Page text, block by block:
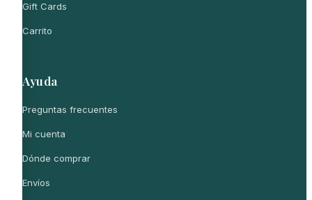
Gift Cards
Carrito
Ayuda
Preguntas frecuentes
Mi cuenta
Dónde comprar
Envíos